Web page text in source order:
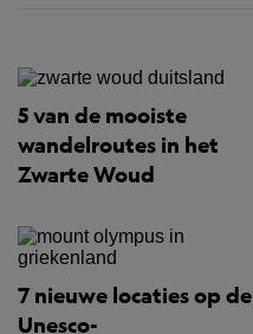
5 van de mooiste
wandelroutes in het
Zwarte Woud
7 nieuwe locaties op de
Unesco-